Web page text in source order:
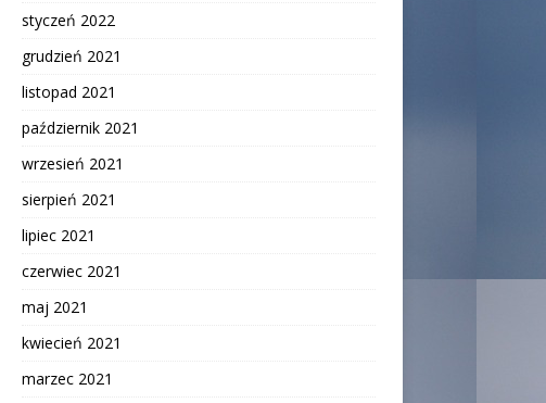
styczeń 2022
grudzień 2021
listopad 2021
październik 2021
wrzesień 2021
sierpień 2021
lipiec 2021
czerwiec 2021
maj 2021
kwiecień 2021
marzec 2021